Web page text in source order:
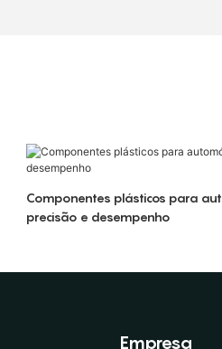
Componentes plásticos para
precisão e desempenho
Empresa